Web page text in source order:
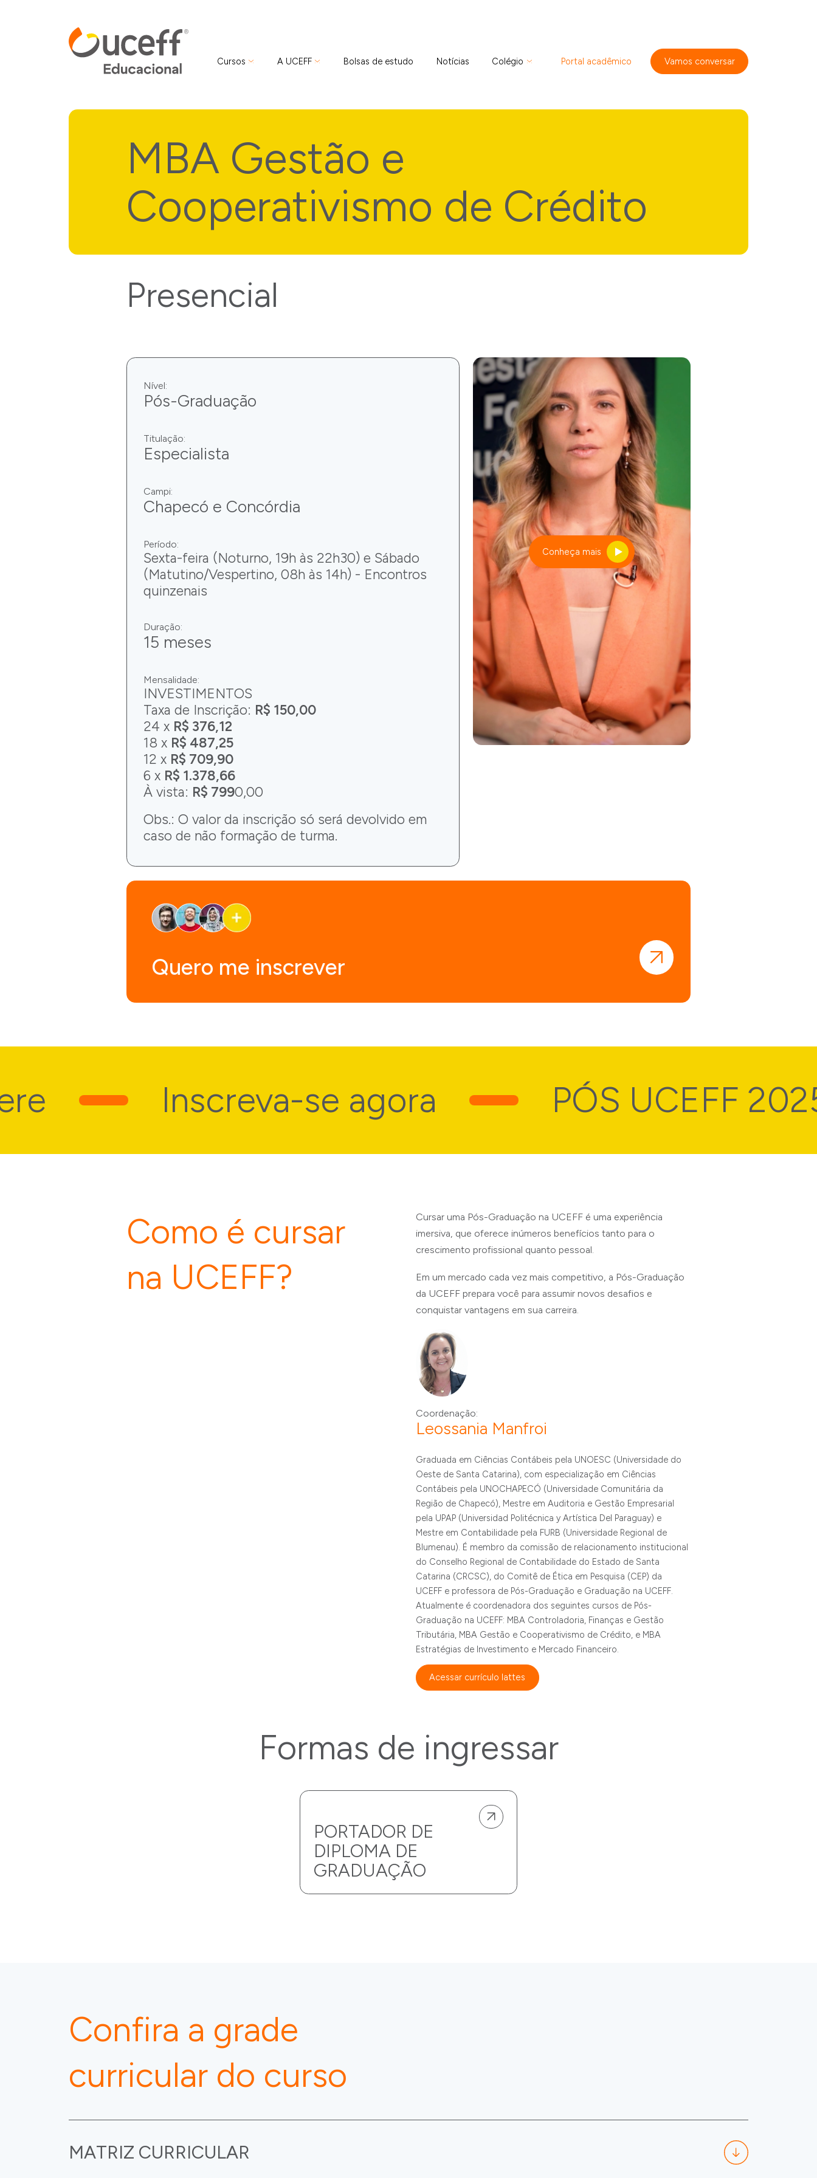
Cursos A UCEFF Bolsas de estudo Notícias Colégio Portal acadêmico Vamos conversar
MBA Gestão e
Cooperativismo de Crédito
Presencial
Nível:
Pós-Graduação
Titulação:
Especialista
Campi:
Chapecó e Concórdia
Período:
Sexta-feira (Noturno, 19h às 22h30) e Sábado
(Matutino/Vespertino, 08h às 14h) - Encontros
quinzenais
Duração:
15 meses
Mensalidade:
INVESTIMENTOS
Taxa de Inscrição: R$ 150,00
24 x R$ 376,12
18 x R$ 487,25
12 x R$ 709,90
6 x R$ 1.378,66
À vista: R$ 7990,00
Obs.: O valor da inscrição só será devolvido em
caso de não formação de turma.
Conheça mais
Quero me inscrever
Inscreva-se agora PÓS UCEFF 2025
Como é cursar
na UCEFF?
Cursar uma Pós-Graduação na UCEFF é uma experiência
imersiva, que oferece inúmeros benefícios tanto para o
crescimento profissional quanto pessoal.
Em um mercado cada vez mais competitivo, a Pós-Graduação
da UCEFF prepara você para assumir novos desafios e
conquistar vantagens em sua carreira.
Coordenação:
Leossania Manfroi
Graduada em Ciências Contábeis pela UNOESC (Universidade do
Oeste de Santa Catarina), com especialização em Ciências
Contábeis pela UNOCHAPECÓ (Universidade Comunitária da
Região de Chapecó), Mestre em Auditoria e Gestão Empresarial
pela UPAP (Universidad Politécnica y Artística Del Paraguay) e
Mestre em Contabilidade pela FURB (Universidade Regional de
Blumenau). É membro da comissão de relacionamento institucional
do Conselho Regional de Contabilidade do Estado de Santa
Catarina (CRCSC), do Comitê de Ética em Pesquisa (CEP) da
UCEFF e professora de Pós-Graduação e Graduação na UCEFF.
Atualmente é coordenadora dos seguintes cursos de Pós-
Graduação na UCEFF: MBA Controladoria, Finanças e Gestão
Tributária, MBA Gestão e Cooperativismo de Crédito, e MBA
Estratégias de Investimento e Mercado Financeiro.
Acessar currículo lattes
Formas de ingressar
PORTADOR DE
DIPLOMA DE
GRADUAÇÃO
Confira a grade
curricular do curso
MATRIZ CURRICULAR